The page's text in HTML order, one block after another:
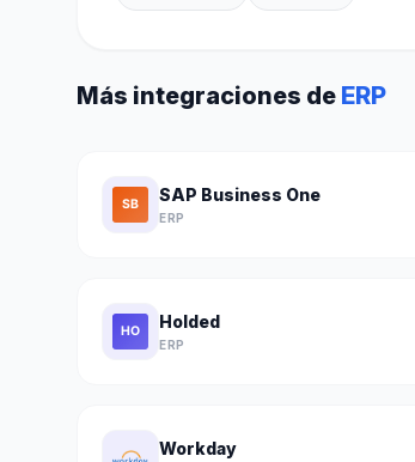
Más integraciones de ERP
SAP Business One
ERP
Holded
ERP
Workday